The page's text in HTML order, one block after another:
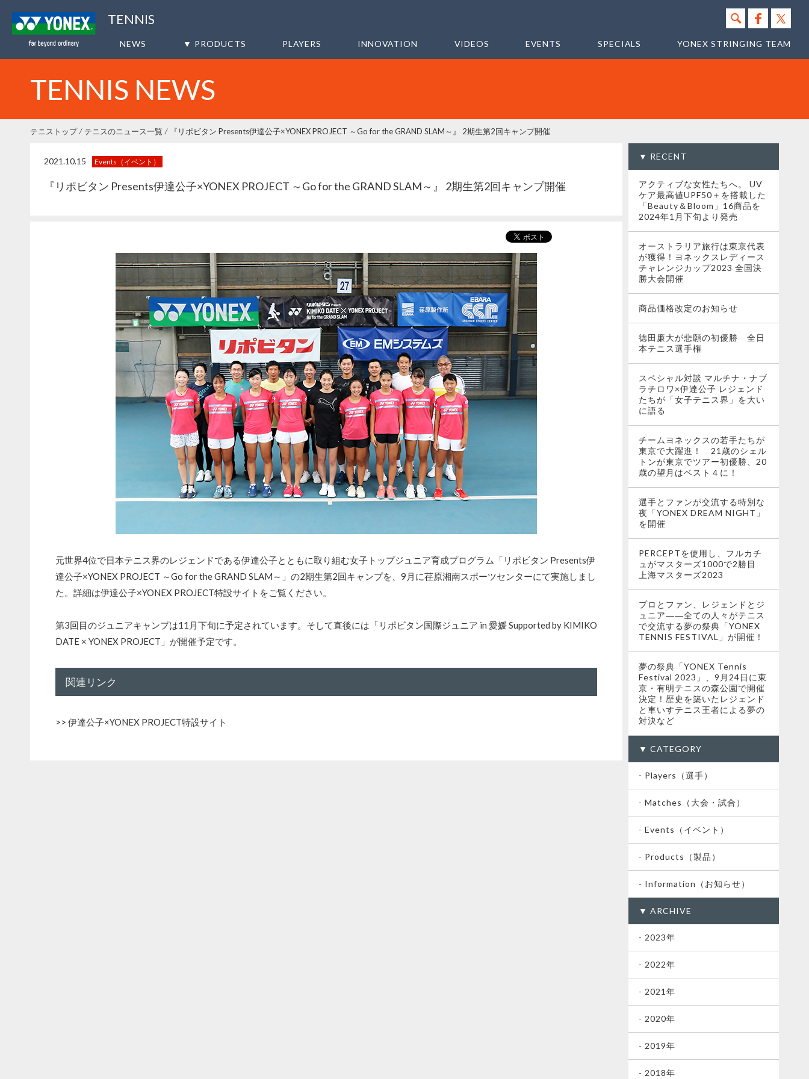
TENNIS
NEWS ▼ PRODUCTS PLAYERS INNOVATION VIDEOS EVENTS SPECIALS YONEX STRINGING TEAM
TENNIS NEWS
テニストップ テニスのニュース一覧 『リポビタン Presents伊達公子×YONEX PROJECT ～Go for the GRAND SLAM～』 2期生第2回キャンプ開催
2021.10.15 Events（イベント）
『リポビタン Presents伊達公子×YONEX PROJECT ～Go for the GRAND SLAM～』 2期生第2回キャンプ開催
元世界4位で日本テニス界のレジェンドである伊達公子とともに取り組む女子トップジュニア育成プログラム「リポビタン Presents伊
達公子×YONEX PROJECT ～Go for the GRAND SLAM～」の2期生第2回キャンプを、9月に荏原湘南スポーツセンターにて実施しまし
た。詳細は伊達公子×YONEX PROJECT特設サイトをご覧ください。
第3回目のジュニアキャンプは11月下旬に予定されています。そして直後には「リポビタン国際ジュニア in 愛媛 Supported by KIMIKO
DATE × YONEX PROJECT」が開催予定です。
関連リンク
>> 伊達公子×YONEX PROJECT特設サイト
▼ RECENT
アクティブな女性たちへ。 UV
ケア最高値UPF50＋を搭載した
「Beauty＆Bloom」16商品を
2024年1月下旬より発売
オーストラリア旅行は東京代表
が獲得！ヨネックスレディース
チャレンジカップ2023 全国決
勝大会開催
商品価格改定のお知らせ
徳田廉大が悲願の初優勝 全日
本テニス選手権
スペシャル対談 マルチナ・ナブ
ラチロワ×伊達公子 レジェンド
たちが「女子テニス界」を大い
に語る
チームヨネックスの若手たちが
東京で大躍進！ 21歳のシェル
トンが東京でツアー初優勝、20
歳の望月はベスト４に！
選手とファンが交流する特別な
夜「YONEX DREAM NIGHT」
を開催
PERCEPTを使用し、フルカチ
ュがマスターズ1000で2勝目
上海マスターズ2023
プロとファン、レジェンドとジ
ュニア――全ての人々がテニス
で交流する夢の祭典「YONEX
TENNIS FESTIVAL」が開催！
夢の祭典「YONEX Tennis
Festival 2023」、9月24日に東
京・有明テニスの森公園で開催
決定！歴史を築いたレジェンド
と車いすテニス王者による夢の
対決など
▼ CATEGORY
- Players（選手）
- Matches（大会・試合）
- Events（イベント）
- Products（製品）
- Information（お知らせ）
▼ ARCHIVE
- 2023年
- 2022年
- 2021年
- 2020年
- 2019年
- 2018年